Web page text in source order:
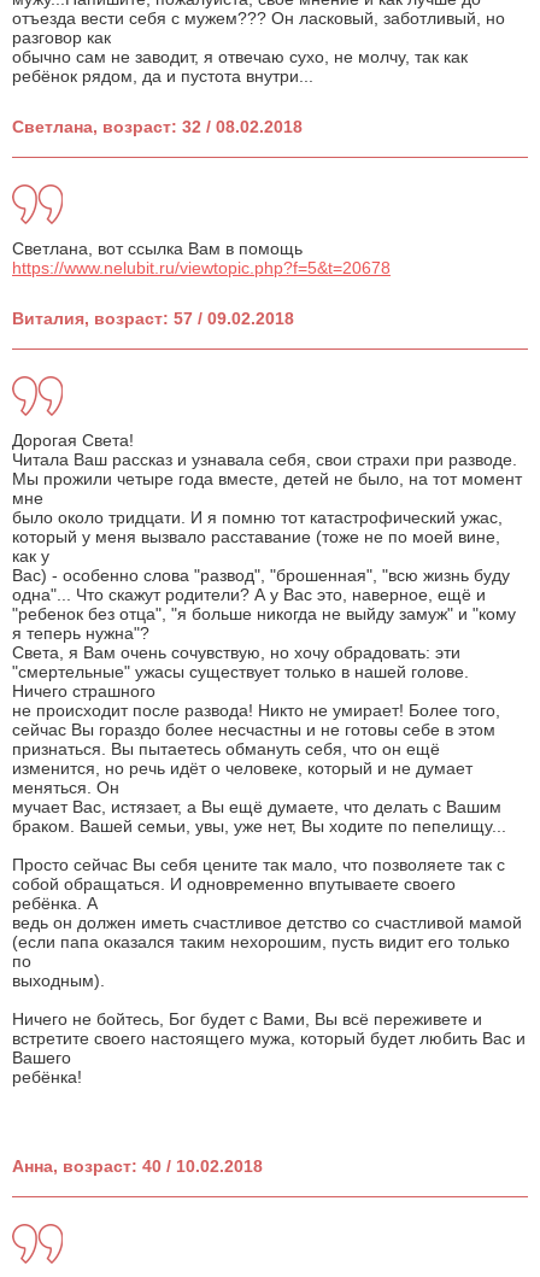
отъезда вести себя с мужем??? Он ласковый, заботливый, но
разговор как
обычно сам не заводит, я отвечаю сухо, не молчу, так как
ребёнок рядом, да и пустота внутри...
Светлана, возраст: 32 / 08.02.2018
Светлана, вот ссылка Вам в помощь
https://www.nelubit.ru/viewtopic.php?f=5&t=20678
Виталия, возраст: 57 / 09.02.2018
Дорогая Света!
Читала Ваш рассказ и узнавала себя, свои страхи при разводе.
Мы прожили четыре года вместе, детей не было, на тот момент
мне
было около тридцати. И я помню тот катастрофический ужас,
который у меня вызвало расставание (тоже не по моей вине,
как у
Вас) - особенно слова "развод", "брошенная", "всю жизнь буду
одна"... Что скажут родители? А у Вас это, наверное, ещё и
"ребенок без отца", "я больше никогда не выйду замуж" и "кому
я теперь нужна"?
Света, я Вам очень сочувствую, но хочу обрадовать: эти
"смертельные" ужасы существует только в нашей голове.
Ничего страшного
не происходит после развода! Никто не умирает! Более того,
сейчас Вы гораздо более несчастны и не готовы себе в этом
признаться. Вы пытаетесь обмануть себя, что он ещё
изменится, но речь идёт о человеке, который и не думает
меняться. Он
мучает Вас, истязает, а Вы ещё думаете, что делать с Вашим
браком. Вашей семьи, увы, уже нет, Вы ходите по пепелищу...
Просто сейчас Вы себя цените так мало, что позволяете так с
собой обращаться. И одновременно впутываете своего
ребёнка. А
ведь он должен иметь счастливое детство со счастливой мамой
(если папа оказался таким нехорошим, пусть видит его только
по
выходным).
Ничего не бойтесь, Бог будет с Вами, Вы всё переживете и
встретите своего настоящего мужа, который будет любить Вас и
Вашего
ребёнка!
Анна, возраст: 40 / 10.02.2018